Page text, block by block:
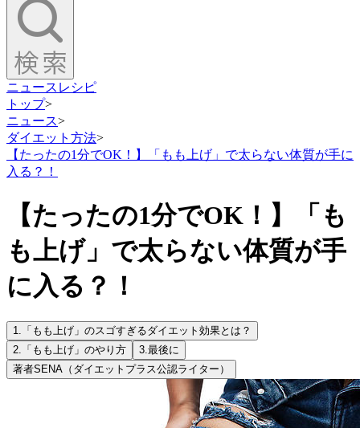
ニュース レシピ
トップ>
ニュース>
ダイエット方法>
【たったの1分でOK！】「もも上げ」で太らない体質が手に
入る？！
【たったの1分でOK！】「も
も上げ」で太らない体質が手
に入る？！
1. 「もも上げ」のスゴすぎるダイエット効果とは？
2. 「もも上げ」のやり方 3.最後に
著者SENA（ダイエットプラス公認ライター）